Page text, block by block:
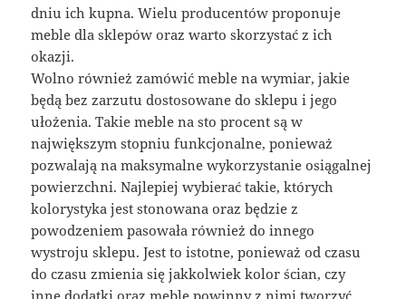
dniu ich kupna. Wielu producentów proponuje
meble dla sklepów oraz warto skorzystać z ich
okazji.
Wolno również zamówić meble na wymiar, jakie
będą bez zarzutu dostosowane do sklepu i jego
ułożenia. Takie meble na sto procent są w
największym stopniu funkcjonalne, ponieważ
pozwalają na maksymalne wykorzystanie osiągalnej
powierzchni. Najlepiej wybierać takie, których
kolorystyka jest stonowana oraz będzie z
powodzeniem pasowała również do innego
wystroju sklepu. Jest to istotne, ponieważ od czasu
do czasu zmienia się jakkolwiek kolor ścian, czy
inne dodatki oraz meble powinny z nimi tworzyć